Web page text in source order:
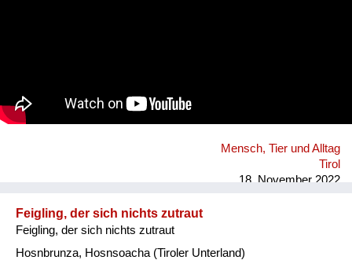
Mensch, Tier und Alltag
Tirol
18. November 2022
Feigling, der sich nichts zutraut
Feigling, der sich nichts zutraut
Hosnbrunza, Hosnsoacha (Tiroler Unterland)